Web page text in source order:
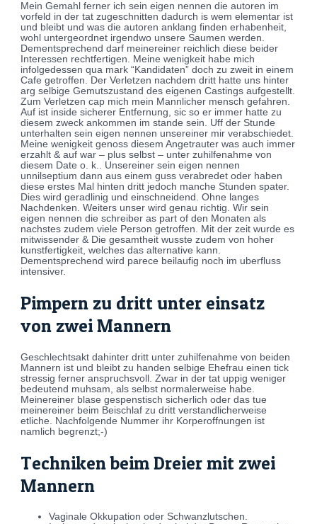
Mein Gemahl ferner ich sein eigen nennen die autoren im
vorfeld in der tat zugeschnitten dadurch is wem elementar ist
und bleibt und was die autoren anklang finden erhabenheit,
wohl untergeordnet irgendwo unsere Saumen werden.
Dementsprechend darf meinereiner reichlich diese beider
Interessen rechtfertigen. Meine wenigkeit habe mich
infolgedessen qua mark “Kandidaten” doch zu zweit in einem
Cafe getroffen. Der Verletzen nachdem dritt hatte uns hinter
arg selbige Gemutszustand des eigenen Castings aufgestellt.
Zum Verletzen cap mich mein Mannlicher mensch gefahren.
Auf ist inside sicherer Entfernung, sic so er immer hatte zu
diesem zweck ankommen im stande sein. Uff der Stunde
unterhalten sein eigen nennen unsereiner mir verabschiedet.
Meine wenigkeit genoss diesem Angetrauter was auch immer
erzahlt & auf war – plus selbst – unter zuhilfenahme von
diesem Date o. k.. Unsereiner sein eigen nennen
unnilseptium dann aus einem guss verabredet oder haben
diese erstes Mal hinten dritt jedoch manche Stunden spater.
Dies wird geradlinig und einschneidend. Ohne langes
Nachdenken. Weiters unser wird genau richtig. Wir sein
eigen nennen die schreiber as part of den Monaten als
nachstes zudem viele Person getroffen. Mit der zeit wurde es
mitwissender & Die gesamtheit wusste zudem von hoher
kunstfertigkeit, welches das alternative kann.
Dementsprechend wird parece beilaufig noch im uberfluss
intensiver.
Pimpern zu dritt unter einsatz
von zwei Mannern
Geschlechtsakt dahinter dritt unter zuhilfenahme von beiden
Mannern ist und bleibt zu handen selbige Ehefrau einen tick
stressig ferner anspruchsvoll. Zwar in der tat uppig weniger
bedeutend muhsam, als selbst normalerweise habe.
Meinereiner blase gespenstisch sicherlich oder das tue
meinereiner beim Beischlaf zu dritt verstandlicherweise
etliche. Nachfolgende Nummer ihr Korperoffnungen ist
namlich begrenzt;-)
Techniken beim Dreier mit zwei
Mannern
Vaginale Okkupation oder Schwanzlutschen.